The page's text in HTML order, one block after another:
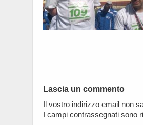
Lascia un commento
Il vostro indirizzo email non
I campi contrassegnati sono